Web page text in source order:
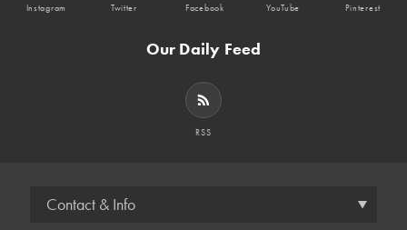
Instagram Twitter Facebook YouTube Pinterest
Our Daily Feed
RSS
Contact & Info